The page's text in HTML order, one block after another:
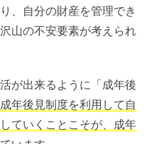
、自分の財産を管理でき
山の不安要素が考えられ
が出来るように「成年後
年後見制度を利用して自
ていくことこそが、成年